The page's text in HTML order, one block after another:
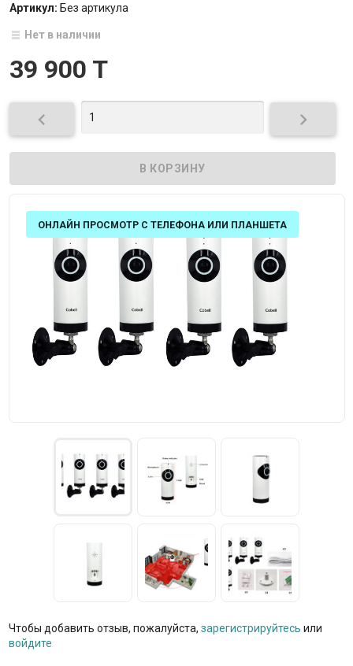
Артикул: Без артикула
Нет в наличии
39 900 T
 
ОНЛАЙН ПРОСМОТР С ТЕЛЕФОНА ИЛИ ПЛАНШЕТА
Чтобы добавить отзыв, пожалуйста, зарегистрируйтесь или
войдите